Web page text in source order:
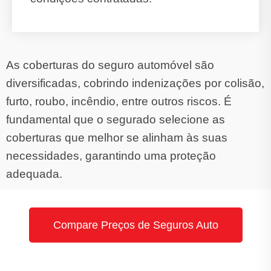
As coberturas do seguro automóvel são
diversificadas, cobrindo indenizações por colisão,
furto, roubo, incêndio, entre outros riscos. É
fundamental que o segurado selecione as
coberturas que melhor se alinham às suas
necessidades, garantindo uma proteção
adequada.
Compare Preços de Seguros Auto